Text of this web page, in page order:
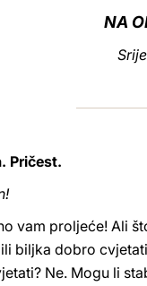
NA
Pričest.
vam proljeće! Ali
biljka dobro
Ne. Mogu li